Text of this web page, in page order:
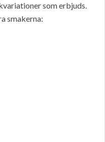
som erbjuds.
smakerna: